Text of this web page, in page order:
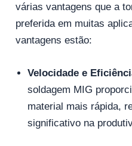
várias vantagens que a
preferida em muitas
vantagens estão:
Velocidade e
soldagem MIG
material mais rápida,
significativo na